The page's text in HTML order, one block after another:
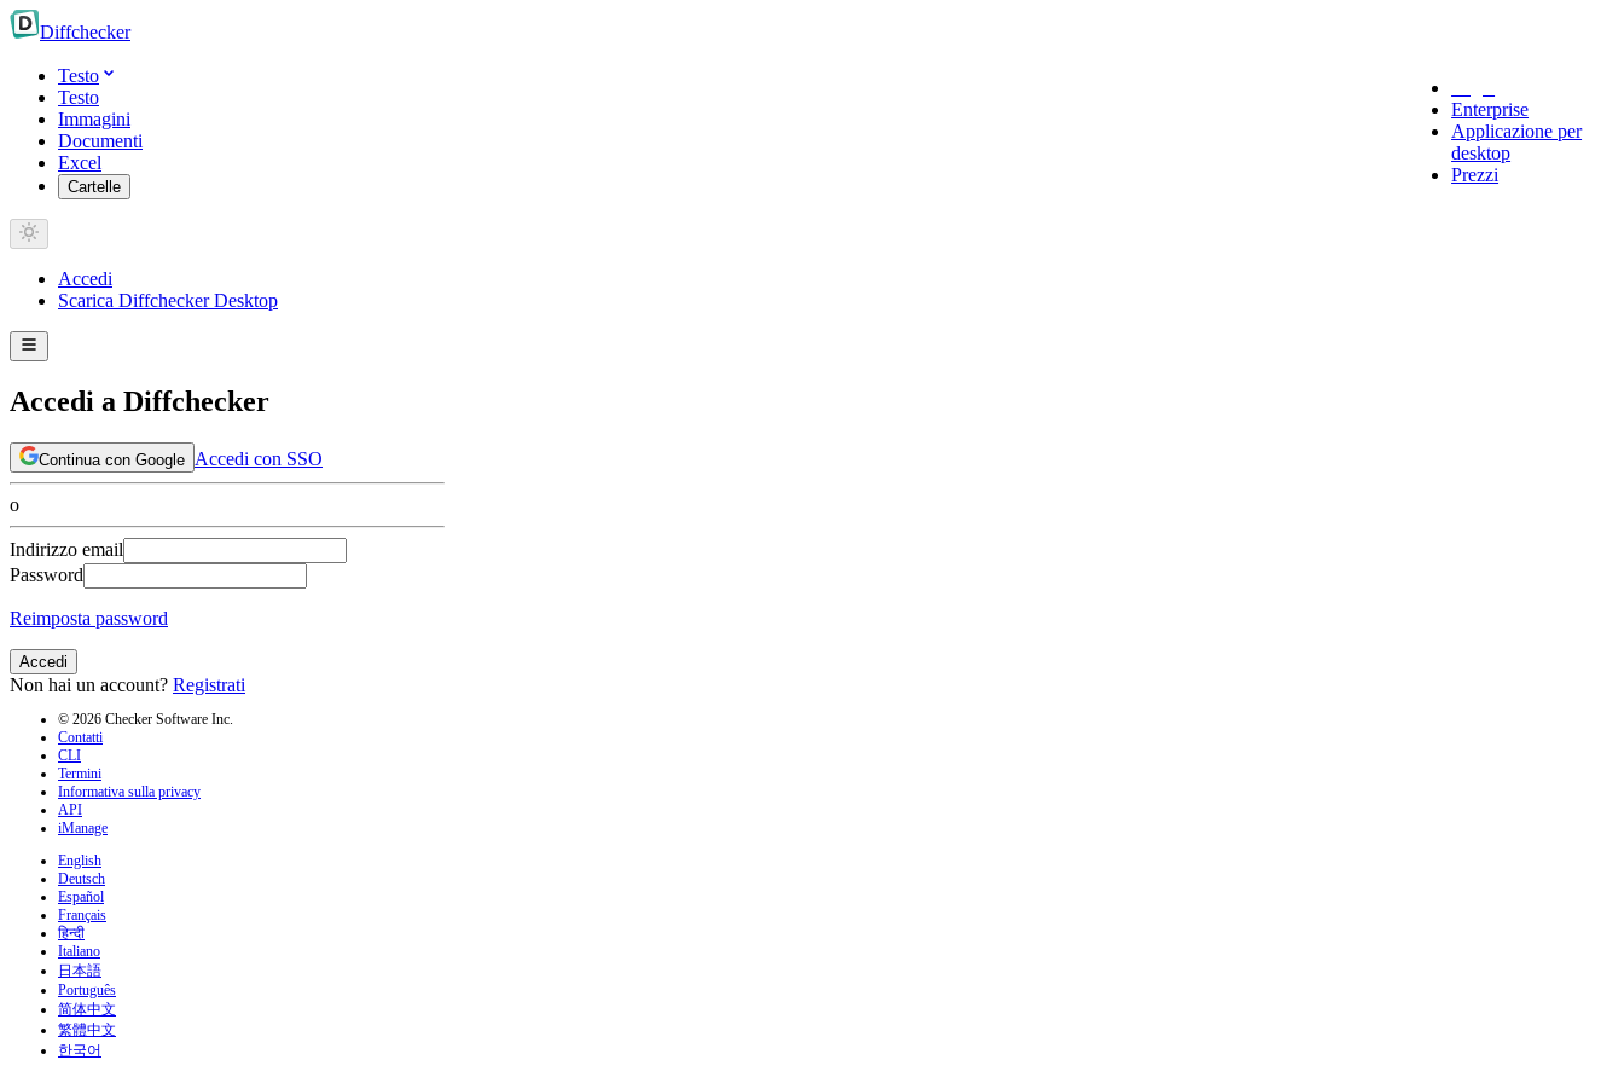
Diffchecker
Testo
Testo
Immagini
Documenti
Excel
Cartelle
Enterprise
Applicazione per
desktop
Prezzi
Accedi
Scarica Diffchecker Desktop
Accedi a Diffchecker
Continua con Google Accedi con SSO
o
Indirizzo email
Password
Reimposta password
Accedi
Non hai un account? Registrati
© 2026 Checker Software Inc.
Contatti
CLI
Termini
Informativa sulla privacy
API
iManage
English
Deutsch
Español
Français
हिन्दी
Italiano
日本語
Português
简体中文
繁體中文
한국어